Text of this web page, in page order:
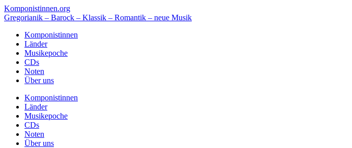
Komponistinnen.org
Gregorianik – Barock – Klassik – Romantik – neue Musik
Komponistinnen
Länder
Musikepoche
CDs
Noten
Über uns
Komponistinnen
Länder
Musikepoche
CDs
Noten
Über uns